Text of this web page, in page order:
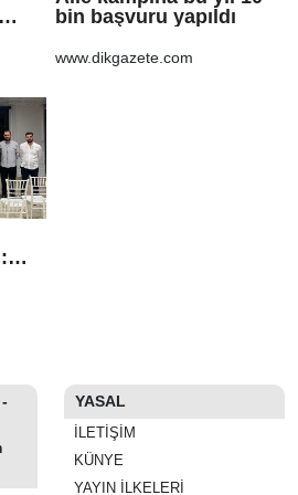
bin başvuru yapıldı
www.dikgazete.com
YASAL
İLETIŞIM
KÜNYE
YAYIN İLKELERI